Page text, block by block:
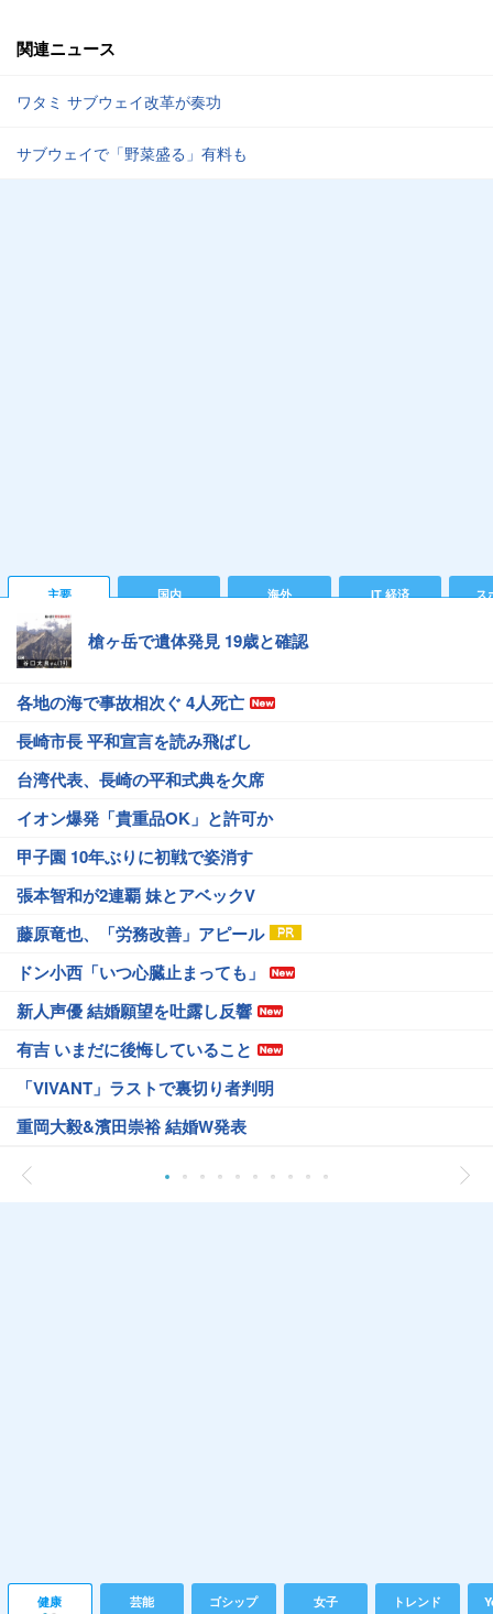
関連ニュース
ワタミ サブウェイ改革が奏功
サブウェイで「野菜盛る」有料も
主要 国内 海外 IT 経済 ス
槍ヶ岳で遺体発見 19歳と確認
各地の海で事故相次ぐ 4人死亡
長崎市長 平和宣言を読み飛ばし
台湾代表、長崎の平和式典を欠席
イオン爆発「貴重品OK」と許可か
甲子園 10年ぶりに初戦で姿消す
張本智和が2連覇 妹とアベックV
藤原竜也、「労務改善」アピール
ドン小西「いつ心臓止まっても」
新人声優 結婚願望を吐露し反響
有吉 いまだに後悔していること
「VIVANT」ラストで裏切り者判明
重岡大毅&濱田崇裕 結婚W発表
健康 芸能 ゴシップ 女子 トレンド